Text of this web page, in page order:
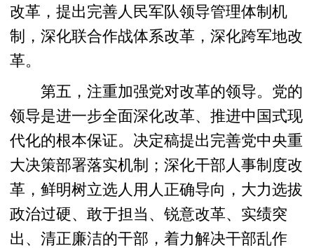
改革，提出完善人民军队领导管理体制机
制，深化联合作战体系改革，深化跨军地改
革。
第五，注重加强党对改革的领导。党的
领导是进一步全面深化改革、推进中国式现
代化的根本保证。决定稿提出完善党中央重
大决策部署落实机制；深化干部人事制度改
革，鲜明树立选人用人正确导向，大力选拔
政治过硬、敢于担当、锐意改革、实绩突
出、清正廉洁的干部，着力解决干部乱作